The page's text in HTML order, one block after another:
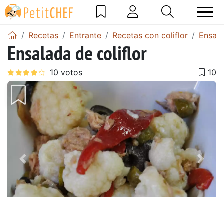
Recetas Entrante Recetas con coliflor
Ensalada de coliflor
Anterior